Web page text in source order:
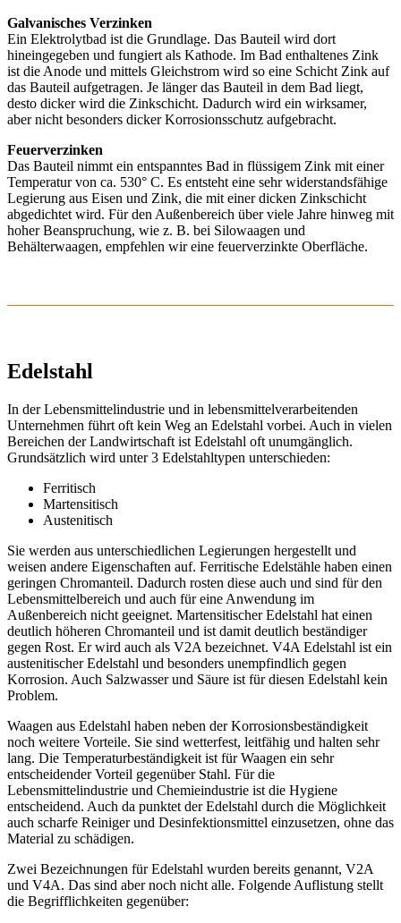
Galvanisches Verzinken
Ein Elektrolytbad ist die Grundlage. Das Bauteil wird dort
hineingegeben und fungiert als Kathode. Im Bad enthaltenes Zink
ist die Anode und mittels Gleichstrom wird so eine Schicht Zink auf
das Bauteil aufgetragen. Je länger das Bauteil in dem Bad liegt,
desto dicker wird die Zinkschicht. Dadurch wird ein wirksamer,
aber nicht besonders dicker Korrosionsschutz aufgebracht.
Feuerverzinken
Das Bauteil nimmt ein entspanntes Bad in flüssigem Zink mit einer
Temperatur von ca. 530° C. Es entsteht eine sehr widerstandsfähige
Legierung aus Eisen und Zink, die mit einer dicken Zinkschicht
abgedichtet wird. Für den Außenbereich über viele Jahre hinweg mit
hoher Beanspruchung, wie z. B. bei Silowaagen und
Behälterwaagen, empfehlen wir eine feuerverzinkte Oberfläche.
Edelstahl
In der Lebensmittelindustrie und in lebensmittelverarbeitenden
Unternehmen führt oft kein Weg an Edelstahl vorbei. Auch in vielen
Bereichen der Landwirtschaft ist Edelstahl oft unumgänglich.
Grundsätzlich wird unter 3 Edelstahltypen unterschieden:
Ferritisch
Martensitisch
Austenitisch
Sie werden aus unterschiedlichen Legierungen hergestellt und
weisen andere Eigenschaften auf. Ferritische Edelstähle haben einen
geringen Chromanteil. Dadurch rosten diese auch und sind für den
Lebensmittelbereich und auch für eine Anwendung im
Außenbereich nicht geeignet. Martensitischer Edelstahl hat einen
deutlich höheren Chromanteil und ist damit deutlich beständiger
gegen Rost. Er wird auch als V2A bezeichnet. V4A Edelstahl ist ein
austenitischer Edelstahl und besonders unempfindlich gegen
Korrosion. Auch Salzwasser und Säure ist für diesen Edelstahl kein
Problem.
Waagen aus Edelstahl haben neben der Korrosionsbeständigkeit
noch weitere Vorteile. Sie sind wetterfest, leitfähig und halten sehr
lang. Die Temperaturbeständigkeit ist für Waagen ein sehr
entscheidender Vorteil gegenüber Stahl. Für die
Lebensmittelindustrie und Chemieindustrie ist die Hygiene
entscheidend. Auch da punktet der Edelstahl durch die Möglichkeit
auch scharfe Reiniger und Desinfektionsmittel einzusetzen, ohne das
Material zu schädigen.
Zwei Bezeichnungen für Edelstahl wurden bereits genannt, V2A
und V4A. Das sind aber noch nicht alle. Folgende Auflistung stellt
die Begrifflichkeiten gegenüber: